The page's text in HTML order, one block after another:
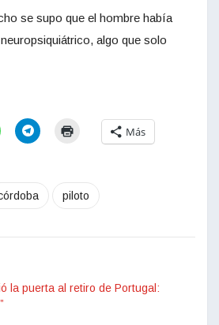
se supo que el hombre había
algo que solo
Más
piloto
la puerta al retiro de Portugal: